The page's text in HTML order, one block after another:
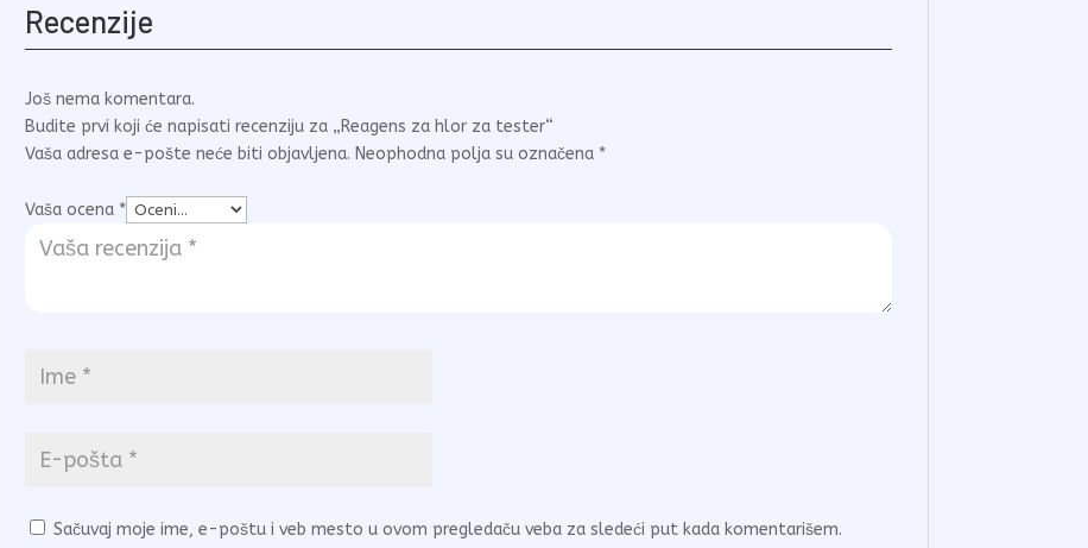
Recenzije
Još nema komentara.
Budite prvi koji će napisati recenziju za „Reagens za hlor za tester“
Vaša adresa e-pošte neće biti objavljena. Neophodna polja su označena *
Vaša ocena *
Sačuvaj moje ime, e-poštu i veb mesto u ovom pregledaču veba za sledeći put kada komentarišem.